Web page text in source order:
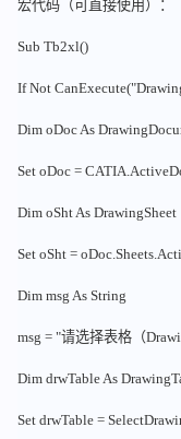
宏代码（可直接使用）：
Sub Tb2xl()
If Not
Dim oDoc As
Set oDoc =
Dim oSht As DrawingSheet
Set oSht =
Dim msg As String
msg = "请选择表格（
Dim drwTable As
Set drwTable =